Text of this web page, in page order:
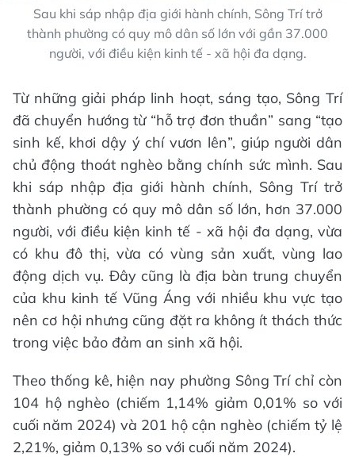
Sau khi sáp nhập địa giới hành chính, Sông Trí trở
thành phường có quy mô dân số lớn với gần 37.000
người, với điều kiện kinh tế - xã hội đa dạng.
Từ những giải pháp linh hoạt, sáng tạo, Sông Trí
đã chuyển hướng từ “hỗ trợ đơn thuần” sang “tạo
sinh kế, khơi dậy ý chí vươn lên”, giúp người dân
chủ động thoát nghèo bằng chính sức mình. Sau
khi sáp nhập địa giới hành chính, Sông Trí trở
thành phường có quy mô dân số lớn, hơn 37.000
người, với điều kiện kinh tế - xã hội đa dạng, vừa
có khu đô thị, vừa có vùng sản xuất, vùng lao
động dịch vụ. Đây cũng là địa bàn trung chuyển
của khu kinh tế Vũng Áng với nhiều khu vực tạo
nên cơ hội nhưng cũng đặt ra không ít thách thức
trong việc bảo đảm an sinh xã hội.
Theo thống kê, hiện nay phường Sông Trí chỉ còn
104 hộ nghèo (chiếm 1,14% giảm 0,01% so với
cuối năm 2024) và 201 hộ cận nghèo (chiếm tỷ lệ
2,21%, giảm 0,13% so với cuối năm 2024).